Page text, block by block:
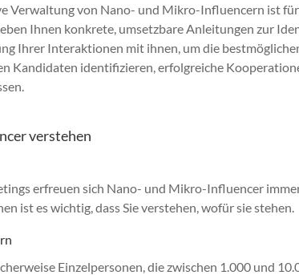
Verwaltung von Nano- und Mikro-Influencern ist
Ihnen konkrete, umsetzbare Anleitungen zur
Ihrer Interaktionen mit ihnen, um die
Kandidaten identifizieren, erfolgreiche
verstehen
erfreuen sich Nano- und Mikro-Influencer
ist es wichtig, dass Sie verstehen, wofür sie stehen.
Einzelpersonen, die zwischen 1.000 und